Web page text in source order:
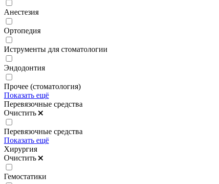
Анестезия
Ортопедия
Иструменты для стоматологии
Эндодонтия
Прочее (стоматология)
Показать ещё
Перевязочные средства
Очистить
Перевязочные средства
Показать ещё
Хирургия
Очистить
Гемостатики